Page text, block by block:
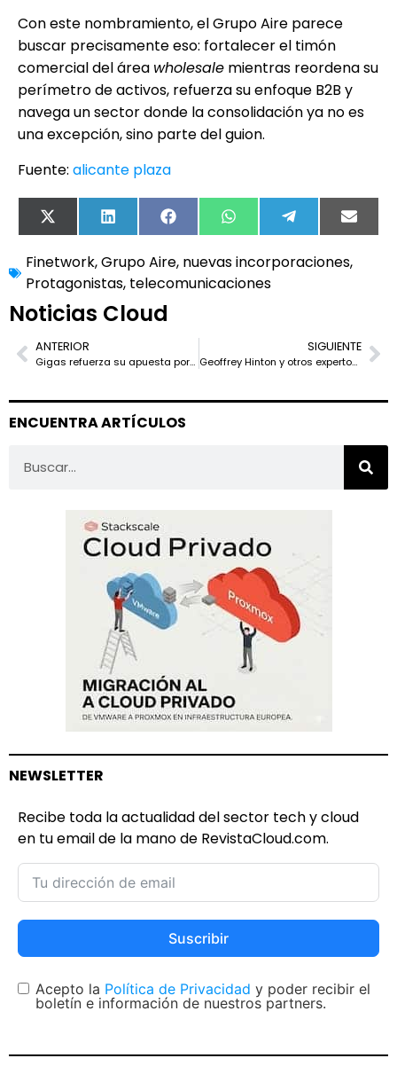
Con este nombramiento, el Grupo Aire parece
buscar precisamente eso: fortalecer el timón
comercial del área wholesale mientras reordena su
perímetro de activos, refuerza su enfoque B2B y
navega un sector donde la consolidación ya no es
una excepción, sino parte del guion.
Fuente: alicante plaza
X
(Twitter)
LinkedIn FacebookWhatsApp TelegramEmail
Finetwork,Grupo Aire, nuevas incorporaciones,
Protagonistas, telecomunicaciones
Noticias Cloud
ANTERIOR
Gigas refuerza su apuesta por servicios gestionados, IA y nube soberana para la pyme
SIGUIENTE
Geoffrey Hinton y otros expertos avisan: la Inteligencia Artificial acelera tanto que 2026 puede ser un punto de inflexión laboral
ENCUENTRA ARTÍCULOS
NEWSLETTER
Recibe toda la actualidad del sector tech y cloud
en tu email de la mano de RevistaCloud.com.
Suscribir
Acepto la Política de Privacidad y poder recibir el
boletín e información de nuestros partners.